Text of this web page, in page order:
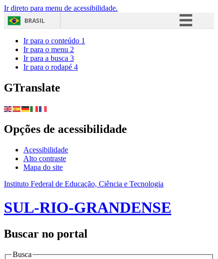
Ir direto para menu de acessibilidade.
BRASIL
Ir para o conteúdo 1
Ir para o menu 2
Ir para a busca 3
Ir para o rodapé 4
GTranslate
Opções de acessibilidade
Acessibilidade
Alto contraste
Mapa do site
Instituto Federal de Educação, Ciência e Tecnologia
SUL-RIO-GRANDENSE
Buscar no portal
Busca